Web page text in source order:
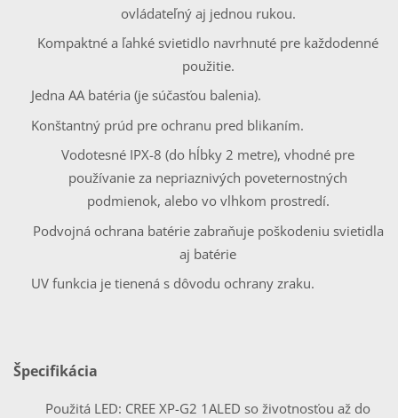
ovládateľný aj jednou rukou.
Kompaktné a ľahké svietidlo navrhnuté pre každodenné
použitie.
Jedna AA batéria (je súčasťou balenia).
Konštantný prúd pre ochranu pred blikaním.
Vodotesné IPX-8 (do hĺbky 2 metre), vhodné pre
používanie za nepriaznivých poveternostných
podmienok, alebo vo vlhkom prostredí.
Podvojná ochrana batérie zabraňuje poškodeniu svietidla
aj batérie
UV funkcia je tienená s dôvodu ochrany zraku.
Špecifikácia
Použitá LED: CREE XP-G2 1ALED so životnosťou až do